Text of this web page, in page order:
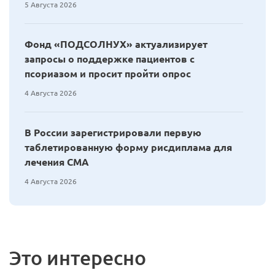
5 Августа 2026
Фонд «ПОДСОЛНУХ» актуализирует
запросы о поддержке пациентов с
псориазом и просит пройти опрос
4 Августа 2026
В России зарегистрировали первую
таблетированную форму рисдиплама для
лечения СМА
4 Августа 2026
Это интересно